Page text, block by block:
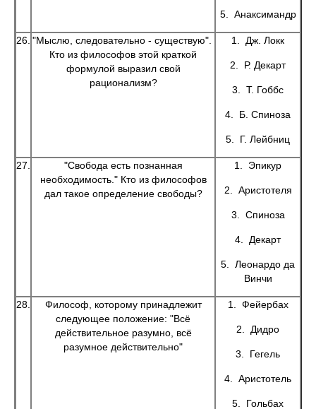
5. Анаксимандр
26. "Мыслю, следовательно - существую".
Кто из философов этой краткой
формулой выразил свой
рационализм?
1. Дж. Локк
2. Р. Декарт
3. Т. Гоббс
4. Б. Спиноза
5. Г. Лейбниц
27.
"Свобода есть познанная
необходимость." Кто из философов
дал такое определение свободы?
1. Эпикур
2. Аристотеля
3. Спиноза
4. Декарт
5. Леонардо да
Винчи
28.
Философ, которому принадлежит
следующее положение: "Всё
действительное разумно, всё
разумное действительно"
1. Фейербах
2. Дидро
3. Гегель
4. Аристотель
5. Гольбах